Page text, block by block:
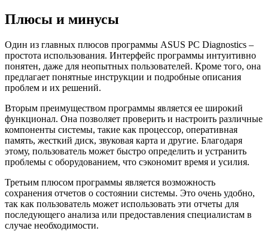
Плюсы и минусы
Один из главных плюсов программы ASUS PC Diagnostics –
простота использования. Интерфейс программы интуитивно
понятен, даже для неопытных пользователей. Кроме того, она
предлагает понятные инструкции и подробные описания
проблем и их решений.
Вторым преимуществом программы является ее широкий
функционал. Она позволяет проверить и настроить различные
компоненты системы, такие как процессор, оперативная
память, жесткий диск, звуковая карта и другие. Благодаря
этому, пользователь может быстро определить и устранить
проблемы с оборудованием, что сэкономит время и усилия.
Третьим плюсом программы является возможность
сохранения отчетов о состоянии системы. Это очень удобно,
так как пользователь может использовать эти отчеты для
последующего анализа или предоставления специалистам в
случае необходимости.